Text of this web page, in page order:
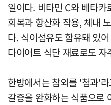
일이다. 비타민 C와 베타
회복과 항산화 작용, 체내
다. 식이섬유도 함유돼 있
다이어트 식단 재료로도 자
한방에서는 참외를 '첨과'
갈증을 완화하는 식품으로